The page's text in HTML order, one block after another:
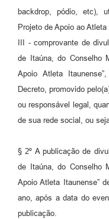
backdrop, pódio, etc),
Projeto de Apoio ao
III - comprovante de
de Itaúna, do Conselho
Apoio Atleta
Decreto, promovido
ou responsável legal,
de sua rede social, ou
§ 2º A publicação de
de Itaúna, do Conselho
Apoio Atleta Itaunense”
ano, após a data do
publicação.